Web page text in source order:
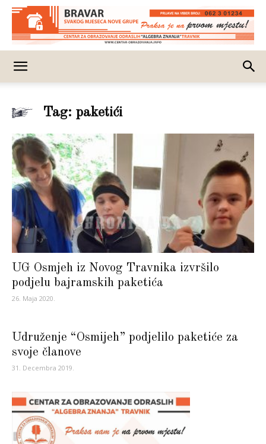
Tag: paketići
UG Osmjeh iz Novog Travnika izvršilo
podjelu bajramskih paketića
26. Maja 2020.
Udruženje “Osmijeh” podjelilo paketiće za
svoje članove
31. Decembra 2019.